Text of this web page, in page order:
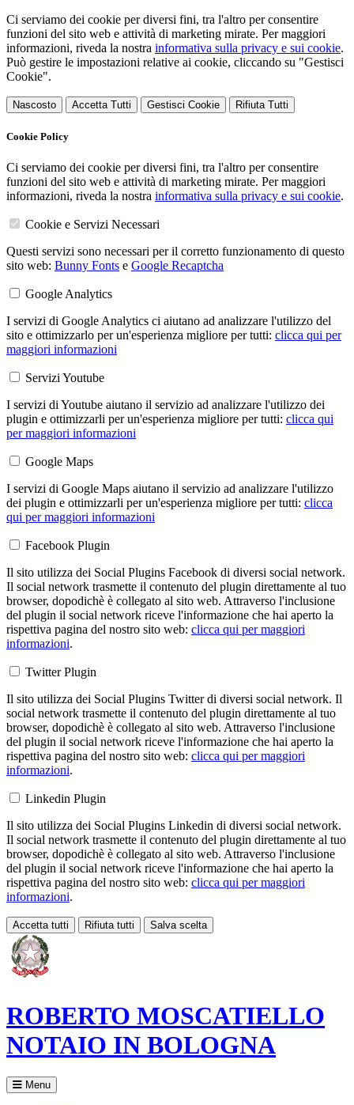
Ci serviamo dei cookie per diversi fini, tra l'altro per consentire
funzioni del sito web e attività di marketing mirate. Per maggiori
informazioni, riveda la nostra informativa sulla privacy e sui cookie.
Può gestire le impostazioni relative ai cookie, cliccando su "Gestisci
Cookie".
Nascosto Accetta Tutti Gestisci Cookie Rifiuta Tutti
Cookie Policy
Ci serviamo dei cookie per diversi fini, tra l'altro per consentire
funzioni del sito web e attività di marketing mirate. Per maggiori
informazioni, riveda la nostra informativa sulla privacy e sui cookie.
Cookie e Servizi Necessari
Questi servizi sono necessari per il corretto funzionamento di questo
sito web: Bunny Fonts e Google Recaptcha
Google Analytics
I servizi di Google Analytics ci aiutano ad analizzare l'utilizzo del
sito e ottimizzarlo per un'esperienza migliore per tutti: clicca qui per
maggiori informazioni
Servizi Youtube
I servizi di Youtube aiutano il servizio ad analizzare l'utilizzo dei
plugin e ottimizzarli per un'esperienza migliore per tutti: clicca qui
per maggiori informazioni
Google Maps
I servizi di Google Maps aiutano il servizio ad analizzare l'utilizzo
dei plugin e ottimizzarli per un'esperienza migliore per tutti: clicca
qui per maggiori informazioni
Facebook Plugin
Il sito utilizza dei Social Plugins Facebook di diversi social network.
Il social network trasmette il contenuto del plugin direttamente al tuo
browser, dopodichè è collegato al sito web. Attraverso l'inclusione
del plugin il social network riceve l'informazione che hai aperto la
rispettiva pagina del nostro sito web: clicca qui per maggiori
informazioni.
Twitter Plugin
Il sito utilizza dei Social Plugins Twitter di diversi social network. Il
social network trasmette il contenuto del plugin direttamente al tuo
browser, dopodichè è collegato al sito web. Attraverso l'inclusione
del plugin il social network riceve l'informazione che hai aperto la
rispettiva pagina del nostro sito web: clicca qui per maggiori
informazioni.
Linkedin Plugin
Il sito utilizza dei Social Plugins Linkedin di diversi social network.
Il social network trasmette il contenuto del plugin direttamente al tuo
browser, dopodichè è collegato al sito web. Attraverso l'inclusione
del plugin il social network riceve l'informazione che hai aperto la
rispettiva pagina del nostro sito web: clicca qui per maggiori
informazioni.
Accetta tutti Rifiuta tutti Salva scelta
Loading...
ROBERTO MOSCATIELLO
NOTAIO IN BOLOGNA
Menu